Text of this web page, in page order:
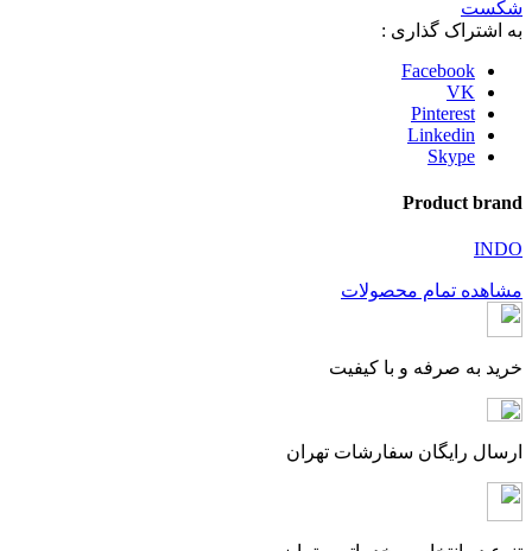
شکست
به اشتراک گذاری :
Facebook
VK
Pinterest
Linkedin
Skype
Product brand
INDO
مشاهده تمام محصولات
خرید به صرفه و با کیفیت
ارسال رایگان سفارشات تهران